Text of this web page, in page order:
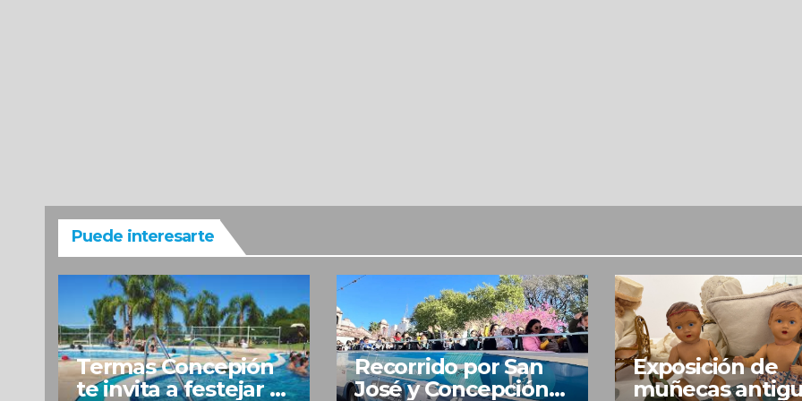
Puede interesarte
Termas Concepión
te invita a festejar el
Recorrido por San
José y Concepción
Exposición de
muñecas